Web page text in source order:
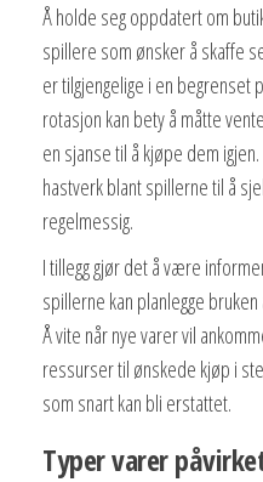
Å holde seg oppdatert om
spillere som ønsker å skaffe
er tilgjengelige i en begrenset
rotasjon kan bety å måtte
en sjanse til å kjøpe dem
hastverk blant spillerne til å
regelmessig.
I tillegg gjør det å være
spillerne kan planlegge
Å vite når nye varer vil
ressurser til ønskede kjøp i
som snart kan bli erstattet.
Typer varer